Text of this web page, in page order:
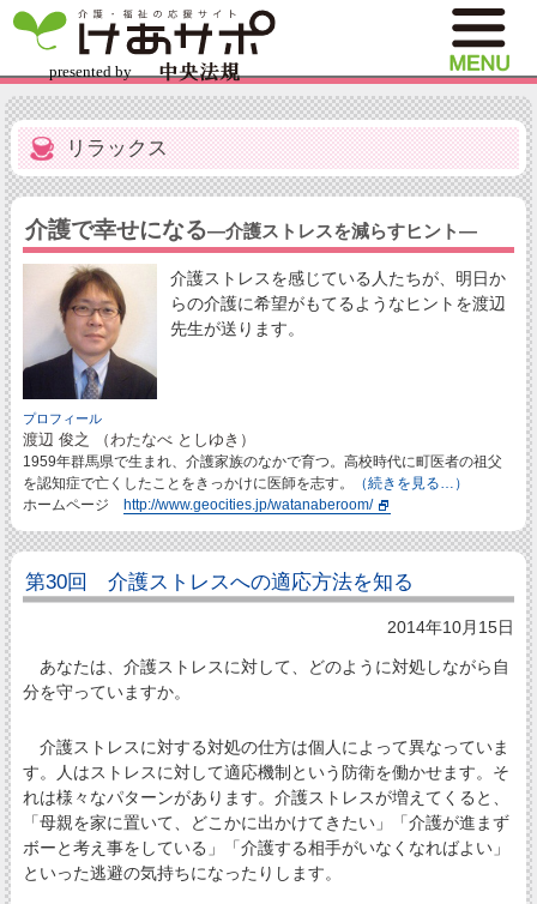
リラックス
介護で幸せになる―介護ストレスを減らすヒント―
介護ストレスを感じている人たちが、明日か
らの介護に希望がもてるようなヒントを渡辺
先生が送ります。
プロフィール
渡辺 俊之 （わたなべ としゆき）
1959年群馬県で生まれ、介護家族のなかで育つ。高校時代に町医者の祖父
を認知症で亡くしたことをきっかけに医師を志す。
（続きを見る…）
ホームページ http://www.geocities.jp/watanaberoom/
第30回 介護ストレスへの適応方法を知る
2014年10月15日
あなたは、介護ストレスに対して、どのように対処しながら自
分を守っていますか。
介護ストレスに対する対処の仕方は個人によって異なっていま
す。人はストレスに対して適応機制という防衛を働かせます。そ
れは様々なパターンがあります。介護ストレスが増えてくると、
「母親を家に置いて、どこかに出かけてきたい」「介護が進まず
ボーと考え事をしている」「介護する相手がいなくなればよい」
といった逃避の気持ちになったりします。